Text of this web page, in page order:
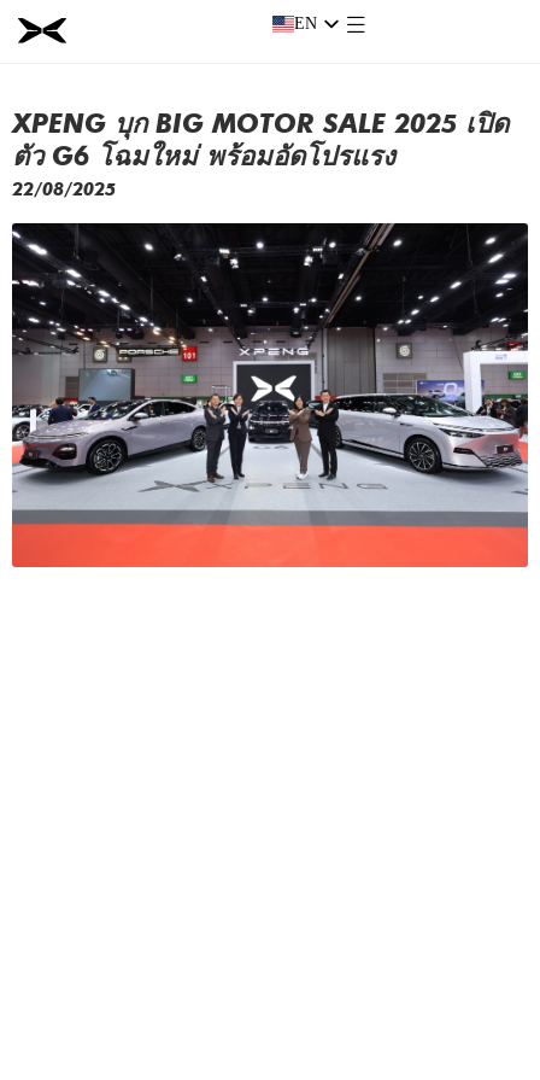
EN
EN
XPENG บุก BIG MOTOR SALE 2025 เปิด
ตัว G6 โฉมใหม่ พร้อมอัดโปรแรง
22/08/2025